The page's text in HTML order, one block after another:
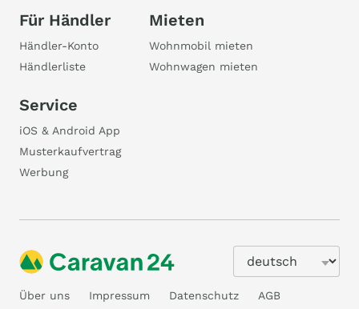
Für Händler
Händler-Konto
Händlerliste
Mieten
Wohnmobil mieten
Wohnwagen mieten
Service
iOS & Android App
Musterkaufvertrag
Werbung
Über uns Impressum Datenschutz
AGB